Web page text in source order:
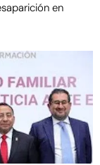
en